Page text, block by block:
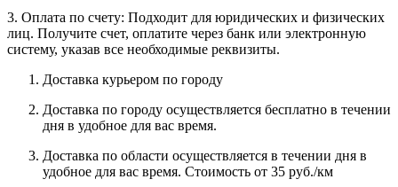
3. Оплата по счету: Подходит для юридических и физических
лиц. Получите счет, оплатите через банк или электронную
систему, указав все необходимые реквизиты.
Доставка курьером по городу
Доставка по городу осуществляется бесплатно в течении
дня в удобное для вас время.
Доставка по области осуществляется в течении дня в
удобное для вас время. Стоимость от 35 руб./км